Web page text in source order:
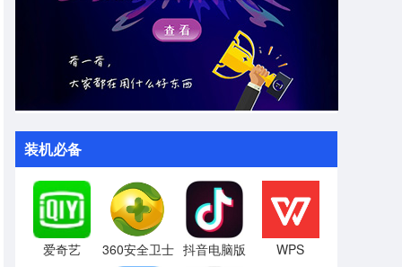
装机必备
爱奇艺 360安全卫士 抖音电脑版 WPS